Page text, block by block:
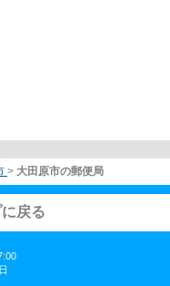
> 大田原市の郵便局
戻る